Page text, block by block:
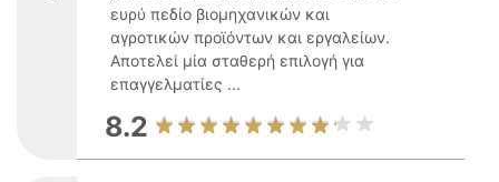
ευρύ πεδίο βιομηχανικών και
αγροτικών προϊόντων και εργαλείων.
Αποτελεί μία σταθερή επιλογή για
επαγγελματίες ...
8.2